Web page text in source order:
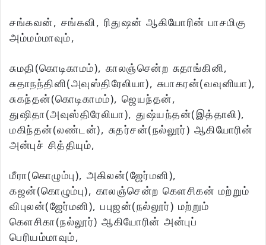
சங்கவன், சங்கவி, ரிதுஷன் ஆகியோரின் பாசமிகு
அம்மம்மாவும்,
சுமதி(கொடிகாமம்), காலஞ்சென்ற சுதாங்கினி,
சுதாநந்தினி(அவுஸ்திரேலியா), சுபாகரன்(வவுனியா),
சுகந்தன்(கொடிகாமம்), ஜெயந்தன்,
துஷிதா(அவுஸ்திரேலியா), துஷ்யந்தன்(இத்தாலி),
மகிந்தன்(லண்டன்), சுதர்சன்(நல்லூர்) ஆகியோரின்
அன்புச் சித்தியும்,
மீரா(கொழும்பு), அகிலன்(ஜேர்மனி),
கஜன்(கொழும்பு), காலஞ்சென்ற கௌசிகன் மற்றும்
விபுலன்(ஜேர்மனி), பபுஜன்(நல்லூர்) மற்றும்
கௌசிகா(நல்லூர்) ஆகியோரின் அன்புப்
பெரியம்மாவும்,